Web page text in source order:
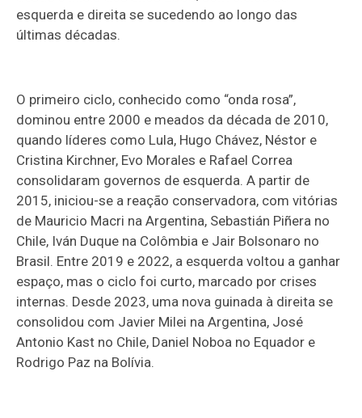
esquerda e direita se sucedendo ao longo das
últimas décadas.
O primeiro ciclo, conhecido como “onda rosa”,
dominou entre 2000 e meados da década de 2010,
quando líderes como Lula, Hugo Chávez, Néstor e
Cristina Kirchner, Evo Morales e Rafael Correa
consolidaram governos de esquerda. A partir de
2015, iniciou-se a reação conservadora, com vitórias
de Mauricio Macri na Argentina, Sebastián Piñera no
Chile, Iván Duque na Colômbia e Jair Bolsonaro no
Brasil. Entre 2019 e 2022, a esquerda voltou a ganhar
espaço, mas o ciclo foi curto, marcado por crises
internas. Desde 2023, uma nova guinada à direita se
consolidou com Javier Milei na Argentina, José
Antonio Kast no Chile, Daniel Noboa no Equador e
Rodrigo Paz na Bolívia.